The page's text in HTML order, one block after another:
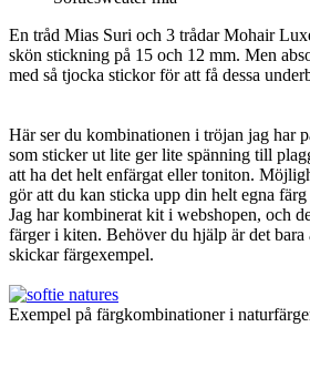
En tråd Mias Suri och 3 trådar Mohair
skön stickning på 15 och 12 mm. Men
med så tjocka stickor för att få dessa
Här ser du kombinationen i tröjan jag har
som sticker ut lite ger lite spänning till
att ha det helt enfärgat eller toniton.
gör att du kan sticka upp din helt egna
Jag har kombinerat kit i webshopen, och
färger i kiten. Behöver du hjälp är det bara
skickar färgexempel.
Exempel på färgkombinationer i